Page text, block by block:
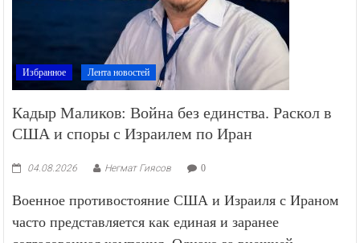
Избранное Лента новостей
Кадыр Маликов: Война без единства. Раскол в
США и споры с Израилем по Иран
04.08.2026 Негмат Гиясов 0
Военное противостояние США и Израиля с Ираном
часто представляется как единая и заранее